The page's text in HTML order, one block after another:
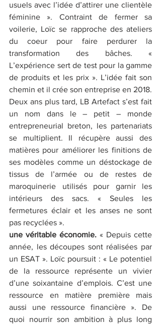
usuels avec l’idée d’attirer une clientèle
féminine ». Contraint de fermer sa
voilerie, Loïc se rapproche des ateliers
du coeur pour faire perdurer la
transformation des bâches. «
L’expérience sert de test pour la gamme
de produits et les prix ». L’idée fait son
chemin et il crée son entreprise en 2018.
Deux ans plus tard, LB Artefact s’est fait
un nom dans le – petit – monde
entrepreneurial breton, les partenariats
se multiplient. Il récupère aussi des
matières pour améliorer les finitions de
ses modèles comme un déstockage de
tissus de l’armée ou de restes de
maroquinerie utilisés pour garnir les
intérieurs des sacs. « Seules les
fermetures éclair et les anses ne sont
pas recyclées ».
une véritable économie. « Depuis cette
année, les découpes sont réalisées par
un ESAT ». Loïc poursuit : « Le potentiel
de la ressource représente un vivier
d’une soixantaine d’emplois. C’est une
ressource en matière première mais
aussi une ressource financière ». De
quoi nourrir son ambition à plus long